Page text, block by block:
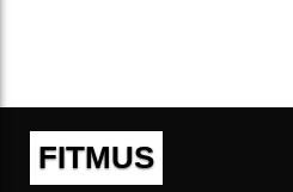
FITMUS